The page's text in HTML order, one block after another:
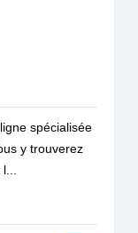
spécialisée
y trouverez